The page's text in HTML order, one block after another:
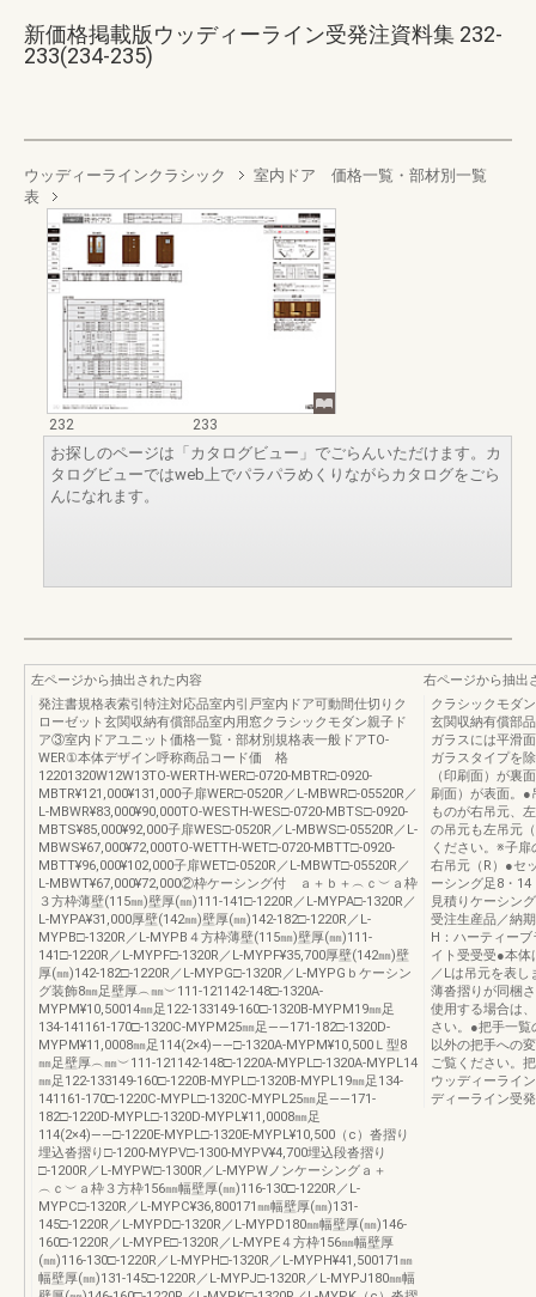
新価格掲載版ウッディーライン受発注資料集 232-
233(234-235)
ウッディーラインクラシック
室内ドア 価格一覧・部材別一覧
表
232
233
お探しのページは「カタログビュー」でごらんいただけます。カ
タログビューではweb上でパラパラめくりながらカタログをごら
んになれます。
左ページから抽出された内容
発注書規格表索引特注対応品室内引戸室内ドア可動間仕切りク
ローゼット玄関収納有償部品室内用窓クラシックモダン親子ド
ア③室内ドアユニット価格一覧・部材別規格表一般ドアTO-
WER①本体デザイン呼称商品コード価 格
12201320W12W13TO-WERTH-WER□-0720-MBTR□-0920-
MBTR¥121,000¥131,000子扉WER□-0520R／L-MBWR□-05520R／
L-MBWR¥83,000¥90,000TO-WESTH-WES□-0720-MBTS□-0920-
MBTS¥85,000¥92,000子扉WES□-0520R／L-MBWS□-05520R／L-
MBWS¥67,000¥72,000TO-WETTH-WET□-0720-MBTT□-0920-
MBTT¥96,000¥102,000子扉WET□-0520R／L-MBWT□-05520R／
L-MBWT¥67,000¥72,000②枠ケーシング付 ａ＋ｂ＋︵ｃ︶ａ枠
３方枠薄壁(115㎜)壁厚(㎜)111-141□-1220R／L-MYPA□-1320R／
L-MYPA¥31,000厚壁(142㎜)壁厚(㎜)142-182□-1220R／L-
MYPB□-1320R／L-MYPB４方枠薄壁(115㎜)壁厚(㎜)111-
141□-1220R／L-MYPF□-1320R／L-MYPF¥35,700厚壁(142㎜)壁
厚(㎜)142-182□-1220R／L-MYPG□-1320R／L-MYPGｂケーシン
グ装飾8㎜足壁厚︵㎜︶111-121142-148□-1320A-
MYPM¥10,50014㎜足122-133149-160□-1320B-MYPM19㎜足
134-141161-170□-1320C-MYPM25㎜足――171-182□-1320D-
MYPM¥11,0008㎜足114(2×4)――□-1320A-MYPM¥10,500Ｌ型8
㎜足壁厚︵㎜︶111-121142-148□-1220A-MYPL□-1320A-MYPL14
㎜足122-133149-160□-1220B-MYPL□-1320B-MYPL19㎜足134-
141161-170□-1220C-MYPL□-1320C-MYPL25㎜足――171-
182□-1220D-MYPL□-1320D-MYPL¥11,0008㎜足
114(2×4)――□-1220E-MYPL□-1320E-MYPL¥10,500（c）沓摺り
埋込沓摺り□-1200-MYPV□-1300-MYPV¥4,700埋込段沓摺り
□-1200R／L-MYPW□-1300R／L-MYPWノンケーシングａ＋
︵ｃ︶ａ枠３方枠156㎜幅壁厚(㎜)116-130□-1220R／L-
MYPC□-1320R／L-MYPC¥36,800171㎜幅壁厚(㎜)131-
145□-1220R／L-MYPD□-1320R／L-MYPD180㎜幅壁厚(㎜)146-
160□-1220R／L-MYPE□-1320R／L-MYPE４方枠156㎜幅壁厚
(㎜)116-130□-1220R／L-MYPH□-1320R／L-MYPH¥41,500171㎜
幅壁厚(㎜)131-145□-1220R／L-MYPJ□-1320R／L-MYPJ180㎜幅
右ページから抽出
クラシックモダ
玄関収納有償部
ガラスには平滑
ガラスタイプを
（印刷面）が裏
刷面）が表面。
ものが右吊元、
の吊元も左吊元
ください。※子
右吊元（R）●セ
ーシング足8・
見積りケーシン
受注生産品／
H：ハーティ
イト受受受●本体
／Lは吊元を表
薄沓摺りが同梱
使用する場合は
さい。●把手一
以外の把手への
ご覧ください。
ウッディーライ
ディーライン受